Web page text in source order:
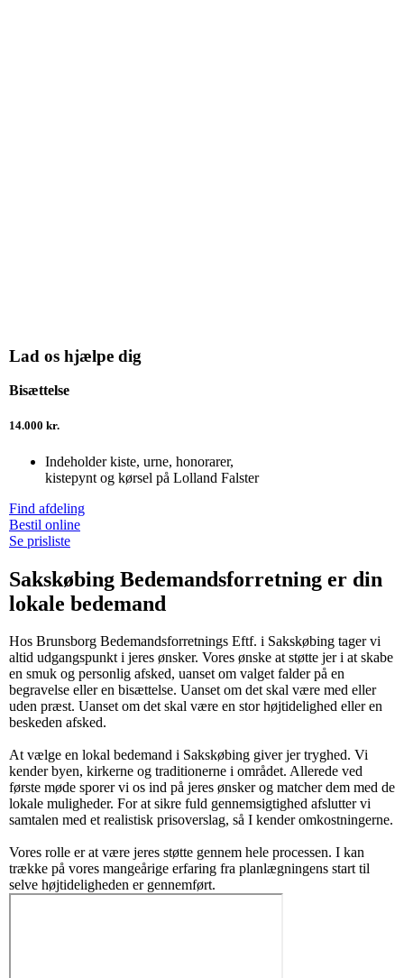
Lad os hjælpe dig
Bisættelse
14.000 kr.
Indeholder kiste, urne, honorarer,
kistepynt og kørsel på Lolland Falster
Find afdeling
Bestil online
Se prisliste
Sakskøbing Bedemandsforretning er din
lokale bedemand
Hos Brunsborg Bedemandsforretnings Eftf. i Sakskøbing tager vi
altid udgangspunkt i jeres ønsker. Vores ønske at støtte jer i at skabe
en smuk og personlig afsked, uanset om valget falder på en
begravelse eller en bisættelse. Uanset om det skal være med eller
uden præst. Uanset om det skal være en stor højtidelighed eller en
beskeden afsked.
At vælge en lokal bedemand i Sakskøbing giver jer tryghed. Vi
kender byen, kirkerne og traditionerne i området. Allerede ved
første møde sporer vi os ind på jeres ønsker og matcher dem med de
lokale muligheder. For at sikre fuld gennemsigtighed afslutter vi
samtalen med et realistisk prisoverslag, så I kender omkostningerne.
Vores rolle er at være jeres støtte gennem hele processen. I kan
trække på vores mangeårige erfaring fra planlægningens start til
selve højtideligheden er gennemført.